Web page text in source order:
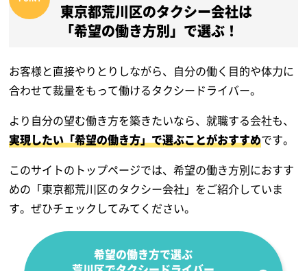
東京都荒川区のタクシー会社は
「希望の働き方別」で選ぶ！
お客様と直接やりとりしながら、自分の働く目的や体力に
合わせて裁量をもって働けるタクシードライバー。
より自分の望む働き方を築きたいなら、就職する会社も、
実現したい「希望の働き方」で選ぶことがおすすめです。
このサイトのトップページでは、希望の働き方別におすす
めの「東京都荒川区のタクシー会社」をご紹介していま
す。ぜひチェックしてみてください。
希望の働き方で選ぶ